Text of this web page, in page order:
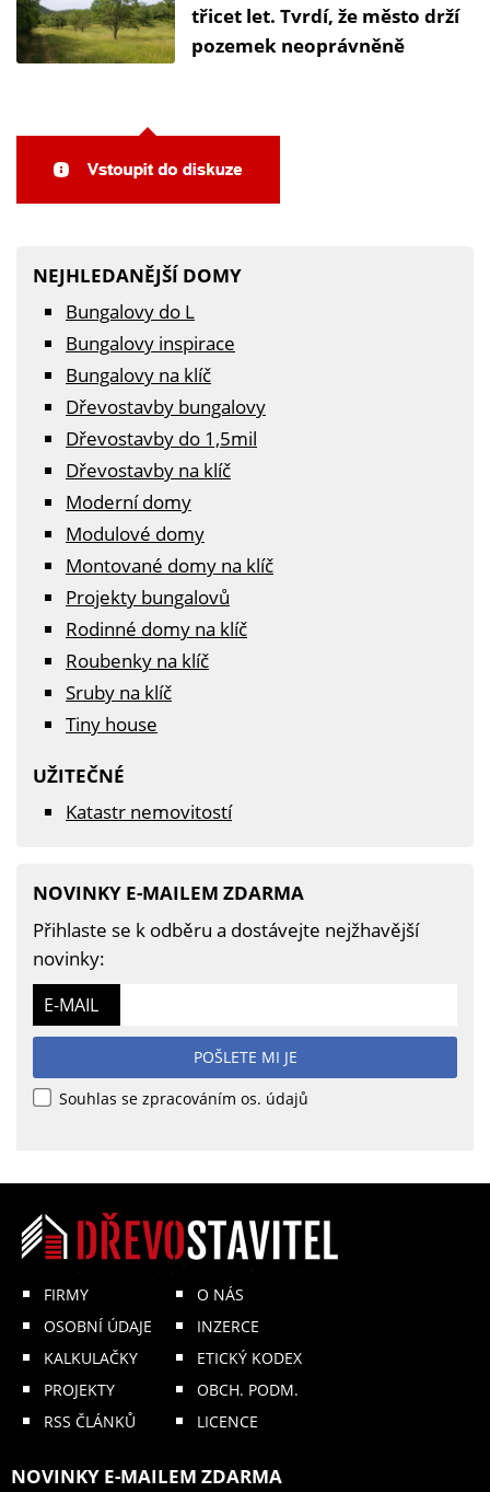
třicet let. Tvrdí, že město drží
pozemek neoprávněně
NEJHLEDANĚJŠÍ DOMY
Bungalovy do L
Bungalovy inspirace
Bungalovy na klíč
Dřevostavby bungalovy
Dřevostavby do 1,5mil
Dřevostavby na klíč
Moderní domy
Modulové domy
Montované domy na klíč
Projekty bungalovů
Rodinné domy na klíč
Roubenky na klíč
Sruby na klíč
Tiny house
UŽITEČNÉ
Katastr nemovitostí
NOVINKY E-MAILEM ZDARMA
Přihlaste se k odběru a dostávejte nejžhavější
novinky:
E-MAIL
POŠLETE MI JE
Souhlas se zpracováním os. údajů
FIRMY
OSOBNÍ ÚDAJE
KALKULAČKY
PROJEKTY
RSS ČLÁNKŮ
O NÁS
INZERCE
ETICKÝ KODEX
OBCH. PODM.
LICENCE
NOVINKY E-MAILEM ZDARMA